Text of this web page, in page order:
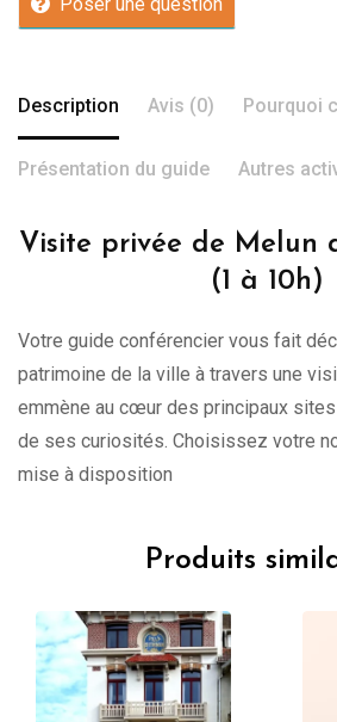
Description Avis (0) Pourquoi
Présentation du guide Autres
Visite privée de Melun
(1 à 10h)
Votre guide conférencier vous fait
patrimoine de la ville à travers une
emmène au cœur des principaux
de ses curiosités. Choisissez votre
mise à disposition
Produits